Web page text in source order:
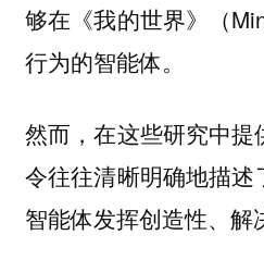
够在《我的世界》（
行为的智能体。
然而，在这些研究中
令往往清晰明确地描
智能体发挥创造性、解